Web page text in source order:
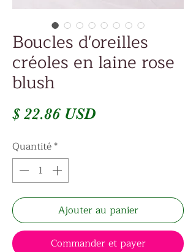
Boucles d'oreilles
créoles en laine rose
blush
$ 22.86 USDPrix
Quantité*
Ajouter au panier
Commander et payer